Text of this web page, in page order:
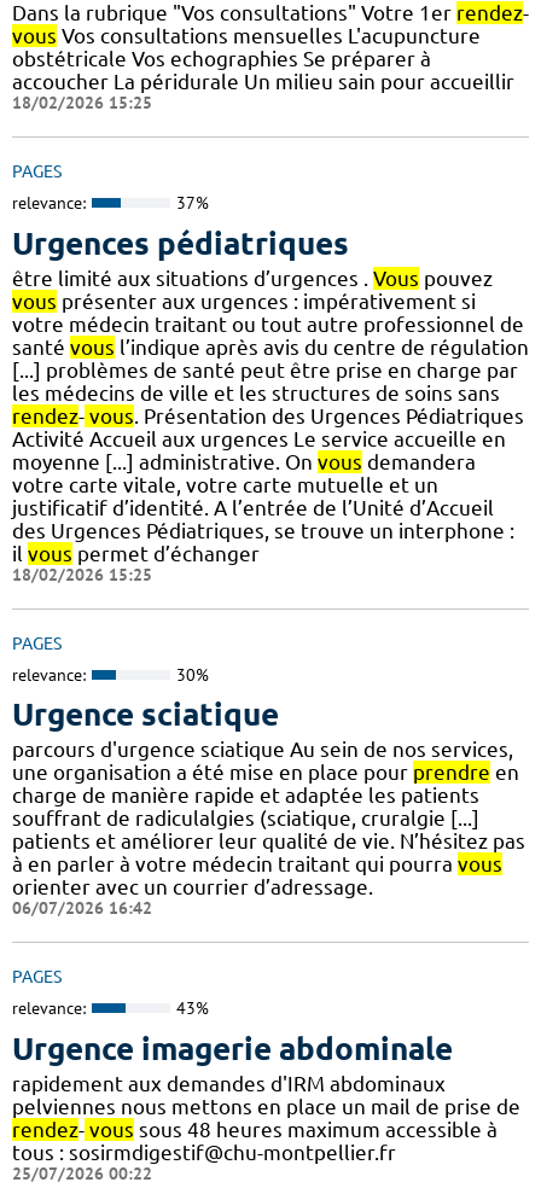
Dans la rubrique "Vos consultations" Votre 1er rendez-
vous Vos consultations mensuelles L'acupuncture
obstétricale Vos echographies Se préparer à
accoucher La péridurale Un milieu sain pour accueillir
18/02/2026 15:25
PAGES
relevance: 37%
Urgences pédiatriques
être limité aux situations d’urgences . Vous pouvez
vous présenter aux urgences : impérativement si
votre médecin traitant ou tout autre professionnel de
santé vous l’indique après avis du centre de régulation
[...] problèmes de santé peut être prise en charge par
les médecins de ville et les structures de soins sans
rendez- vous . Présentation des Urgences Pédiatriques
Activité Accueil aux urgences Le service accueille en
moyenne [...] administrative. On vous demandera
votre carte vitale, votre carte mutuelle et un
justificatif d’identité. A l’entrée de l’Unité d’Accueil
des Urgences Pédiatriques, se trouve un interphone :
il vous permet d’échanger
18/02/2026 15:25
PAGES
relevance: 30%
Urgence sciatique
parcours d'urgence sciatique Au sein de nos services,
une organisation a été mise en place pour prendre en
charge de manière rapide et adaptée les patients
souffrant de radiculalgies (sciatique, cruralgie [...]
patients et améliorer leur qualité de vie. N’hésitez pas
à en parler à votre médecin traitant qui pourra vous
orienter avec un courrier d’adressage.
06/07/2026 16:42
PAGES
relevance: 43%
Urgence imagerie abdominale
rapidement aux demandes d'IRM abdominaux
pelviennes nous mettons en place un mail de prise de
rendez- vous sous 48 heures maximum accessible à
tous : sosirmdigestif@chu-montpellier.fr
25/07/2026 00:22